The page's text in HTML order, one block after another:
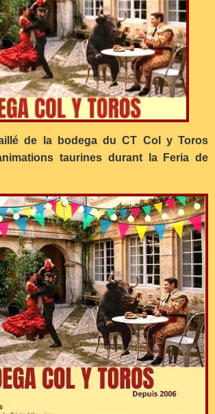
de la bodega du CT Col y Toros
taurines durant la Feria de